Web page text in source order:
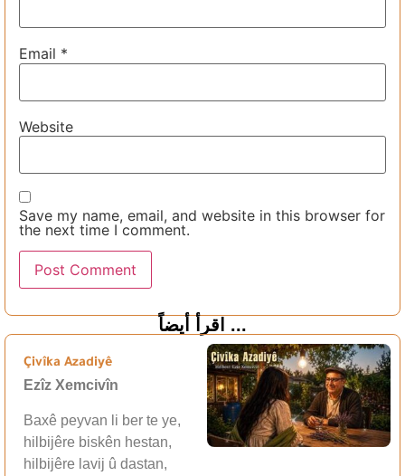
Email *
Website
Save my name, email, and website in this browser for
the next time I comment.
اقرأ أيضاً ...
Çivîka Azadiyê
Ezîz Xemcivîn
Baxê peyvan li ber te ye,
hilbijêre biskên hestan,
hilbijêre lavij û dastan,